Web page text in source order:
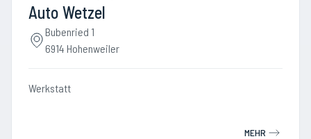
Auto Wetzel
Bubenried 1
6914 Hohenweiler
Werkstatt
MEHR